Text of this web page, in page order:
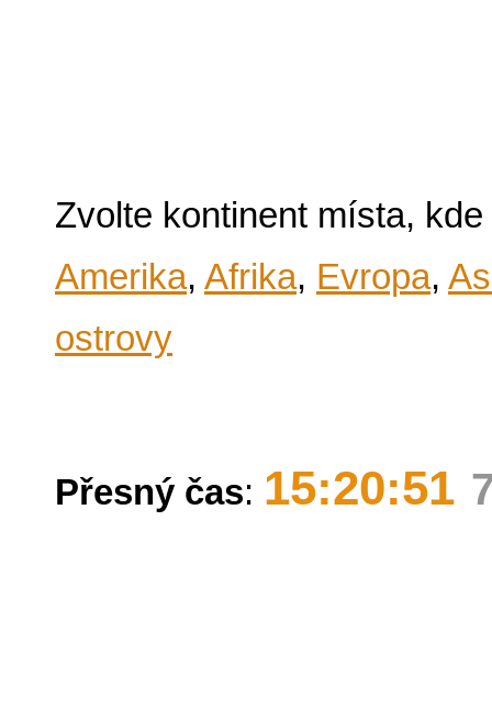
Zvolte kontinent místa,
Amerika, Afrika, Evropa,
ostrovy
Přesný čas: 15:20:51